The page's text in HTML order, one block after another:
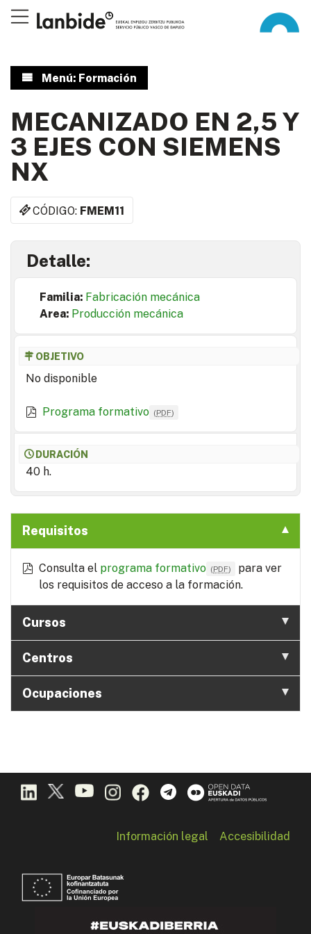
Menú: Formación
MECANIZADO EN 2,5 Y
3 EJES CON SIEMENS
NX
CÓDIGO: FMEM11
Detalle:
Familia: Fabricación mecánica
Area: Producción mecánica
OBJETIVO
No disponible
Programa formativo (PDF)
DURACIÓN
40 h.
Requisitos
Consulta el programa formativo (PDF)
para ver
los requisitos de acceso a la formación.
Cursos
Centros
Ocupaciones
Información legal Accesibilidad